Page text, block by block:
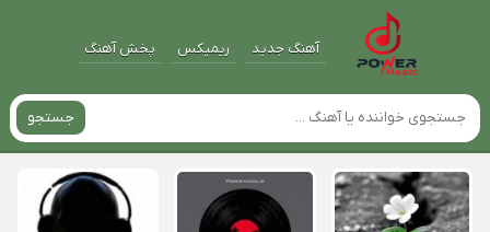
آهنگ جدید ریمیکس پخش آهنگ
جستجو